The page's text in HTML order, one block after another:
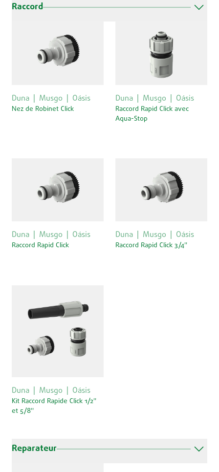
Raccord
Duna Musgo Oásis
Nez de Robinet Click
Duna Musgo Oásis
Raccord Rapid Click avec
Aqua-Stop
Duna Musgo Oásis
Raccord Rapid Click
Duna Musgo Oásis
Raccord Rapid Click 3/4''
Duna Musgo Oásis
Kit Raccord Rapide Click 1/2''
et 5/8''
Reparateur